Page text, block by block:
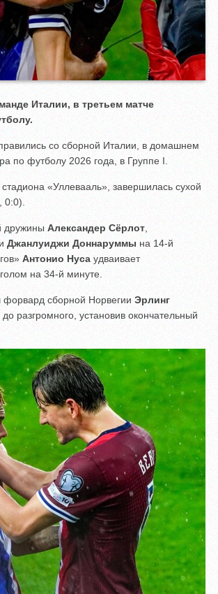
Италии, в третьем матче
со сборной Италии, в домашнем
по футболу 2026 года, в Группе I.
«Уллевааль», завершилась сухой
0:0).
дружины Александер Сёрлот
Джанлуиджи Доннаруммы на 14-й
Антонио Нуса удваивает
на 34-й минуте.
форвард сборной Норвегии Эрлинг
разгромного, установив окончательный